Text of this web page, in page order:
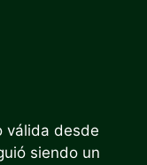
válida desde
siendo un